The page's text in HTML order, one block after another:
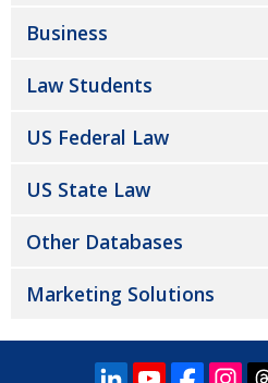
Business
Law Students
US Federal Law
US State Law
Other Databases
Marketing Solutions